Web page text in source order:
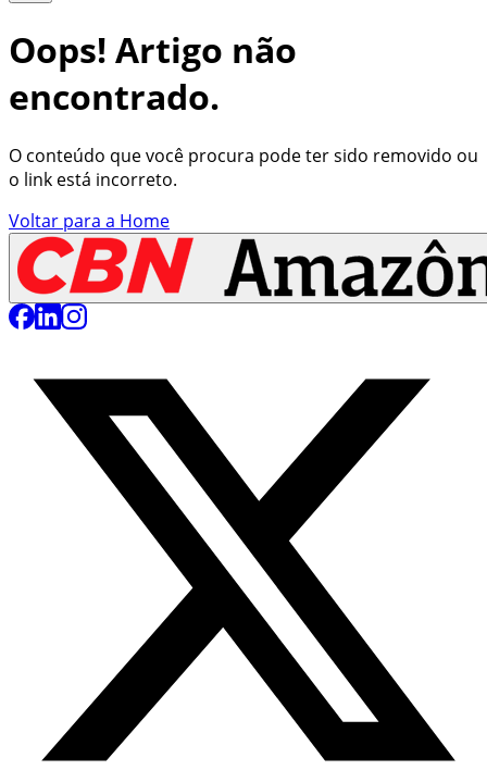
Oops! Artigo não
encontrado.
O conteúdo que você procura pode ter sido removido ou
o link está incorreto.
Voltar para a Home